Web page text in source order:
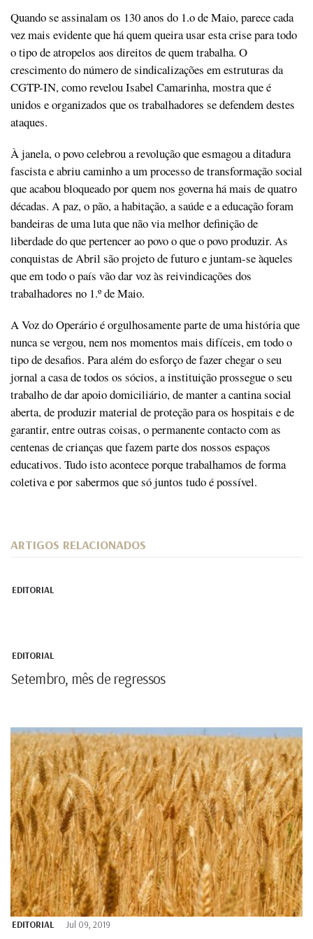
Quando se assinalam os 130 anos do 1.o de Maio, parece cada
vez mais evidente que há quem queira usar esta crise para todo
o tipo de atropelos aos direitos de quem trabalha. O
crescimento do número de sindicalizações em estruturas da
CGTP-IN, como revelou Isabel Camarinha, mostra que é
unidos e organizados que os trabalhadores se defendem destes
ataques.
À janela, o povo celebrou a revolução que esmagou a ditadura
fascista e abriu caminho a um processo de transformação social
que acabou bloqueado por quem nos governa há mais de quatro
décadas. A paz, o pão, a habitação, a saúde e a educação foram
bandeiras de uma luta que não via melhor definição de
liberdade do que pertencer ao povo o que o povo produzir. As
conquistas de Abril são projeto de futuro e juntam-se àqueles
que em todo o país vão dar voz às reivindicações dos
trabalhadores no 1.º de Maio.
A Voz do Operário é orgulhosamente parte de uma história que
nunca se vergou, nem nos momentos mais difíceis, em todo o
tipo de desafios. Para além do esforço de fazer chegar o seu
jornal a casa de todos os sócios, a instituição prossegue o seu
trabalho de dar apoio domiciliário, de manter a cantina social
aberta, de produzir material de proteção para os hospitais e de
garantir, entre outras coisas, o permanente contacto com as
centenas de crianças que fazem parte dos nossos espaços
educativos. Tudo isto acontece porque trabalhamos de forma
coletiva e por sabermos que só juntos tudo é possível.
ARTIGOS RELACIONADOS
EDITORIAL
EDITORIAL
Setembro, mês de regressos
EDITORIAL Jul 09, 2019